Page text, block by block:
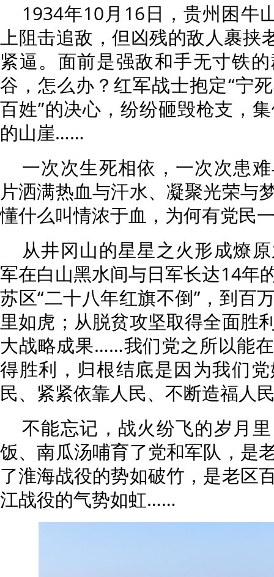
1934年10月16日，贵州困牛
上阻击追敌，但凶残的敌人裹挟
紧逼。面前是强敌和手无寸铁
谷，怎么办？红军战士抱定“宁
百姓”的决心，纷纷砸毁枪支，
的山崖……
一次次生死相依，一次次患
片洒满热血与汗水、凝聚光荣与
懂什么叫情浓于血，为何有党民
从井冈山的星星之火形成燎
军在白山黑水间与日军长达14年
苏区“二十八年红旗不倒”，到百
里如虎；从脱贫攻坚取得全面胜
大战略成果……我们党之所以能
得胜利，归根结底是因为我们
民、紧紧依靠人民、不断造福人
不能忘记，战火纷飞的岁月
饭、南瓜汤哺育了党和军队，是
了淮海战役的势如破竹，是老区
江战役的气势如虹……